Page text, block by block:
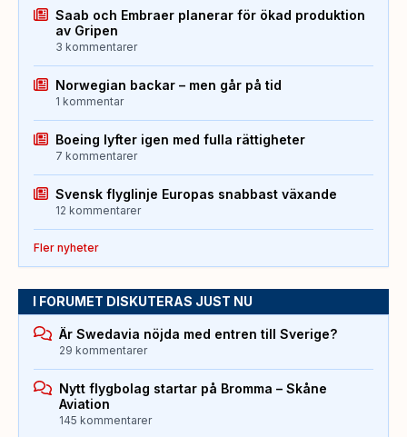
Saab och Embraer planerar för ökad produktion
av Gripen
3 kommentarer
Norwegian backar – men går på tid
1 kommentar
Boeing lyfter igen med fulla rättigheter
7 kommentarer
Svensk flyglinje Europas snabbast växande
12 kommentarer
Fler nyheter
I FORUMET DISKUTERAS JUST NU
Är Swedavia nöjda med entren till Sverige?
29 kommentarer
Nytt flygbolag startar på Bromma – Skåne
Aviation
145 kommentarer